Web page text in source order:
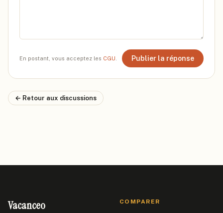
En postant, vous acceptez les CGU Publier la réponse
← Retour aux discussions
Vacanceo COMPARER